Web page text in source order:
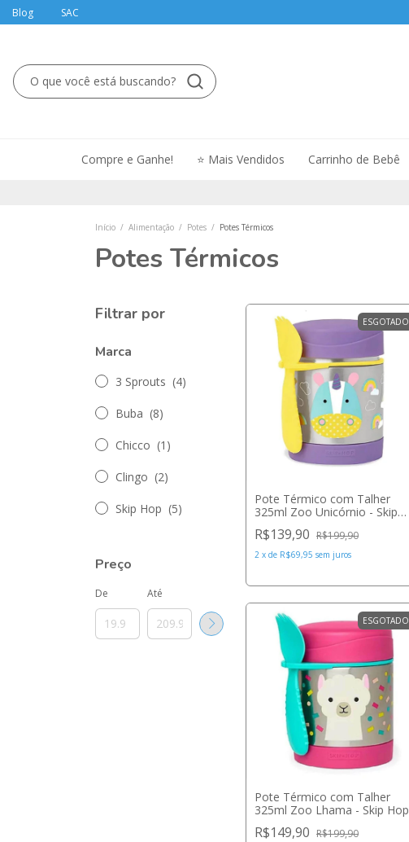
Blog SAC
Compre e Ganhe! ⭐ Mais Vendidos Carrinho de Bebê
Início / Alimentação / Potes / Potes Térmicos
Potes Térmicos
Filtrar por
Marca
3 Sprouts (4)
Buba (8)
Chicco (1)
Clingo (2)
Skip Hop (5)
Preço
De Até
ESGOTADO
Pote Térmico com Talher
325ml Zoo Unicórnio - Skip
R$139,90 R$199,90
2 x de R$69,95 sem juros
ESGOTADO
Pote Térmico com Talher
325ml Zoo Lhama - Skip Hop
R$149,90 R$199,90